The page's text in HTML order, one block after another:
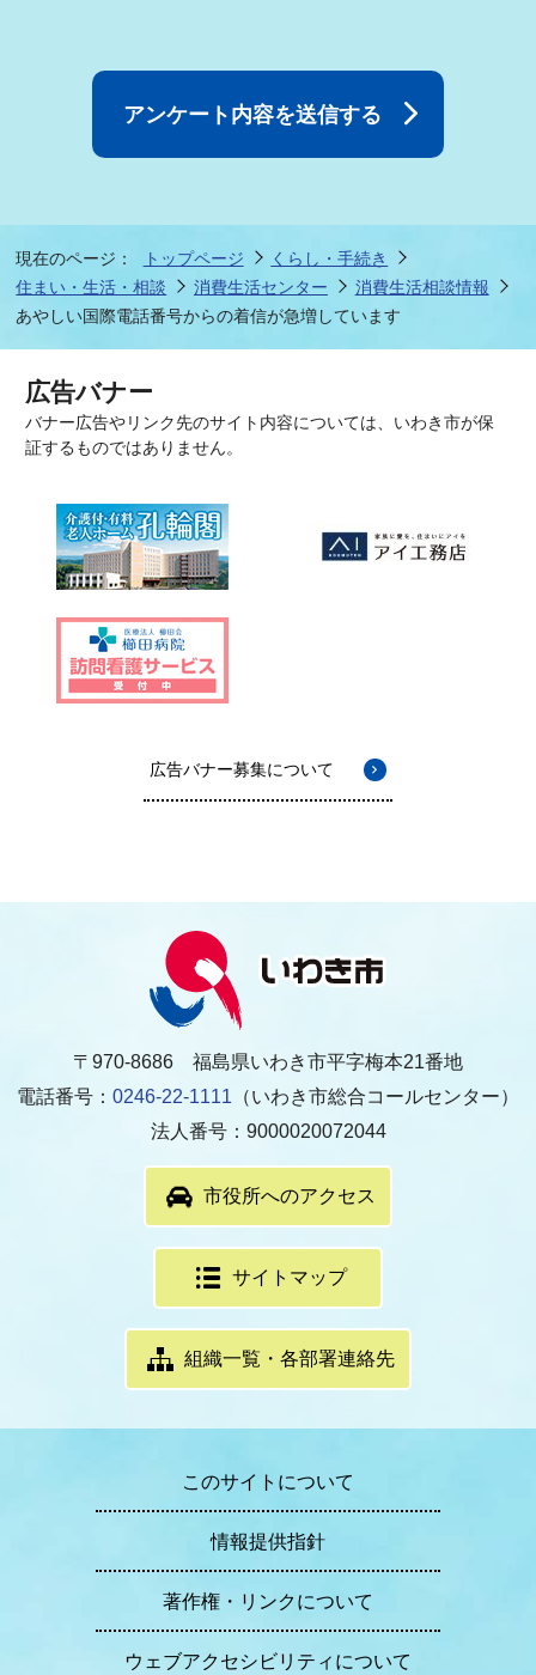
現在のページ： トップページ
くらし・手続き
住まい・生活・相談
消費生活センター
消費生活相談情報
あやしい国際電話番号からの着信が急増しています
広告バナー
バナー広告やリンク先のサイト内容については、いわき市が保
証するものではありません。
広告バナー募集について
〒970-8686 福島県いわき市平字梅本21番地
電話番号： 0246-22-1111 （いわき市総合コールセンター）
法人番号：9000020072044
市役所へのアクセス
サイトマップ
組織一覧・各部署連絡先
このサイトについて
情報提供指針
著作権・リンクについて
ウェブアクセシビリティについて